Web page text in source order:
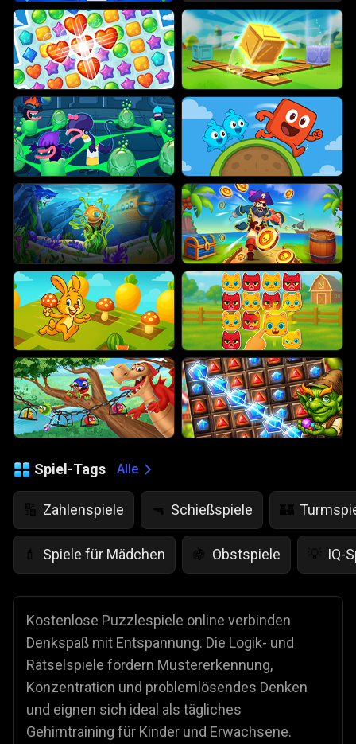
Spiel-Tags Alle
🔢 Zahlenspiele 🔫 Schießspiele 🏰
💄 Spiele für Mädchen 🍇 Obstspiele 💡 IQ-
Kostenlose Puzzlespiele online verbinden
Denkspaß mit Entspannung. Die Logik- und
Rätselspiele fördern Mustererkennung,
Konzentration und problemlösendes Denken
und eignen sich ideal als tägliches
Gehirntraining für Kinder und Erwachsene.